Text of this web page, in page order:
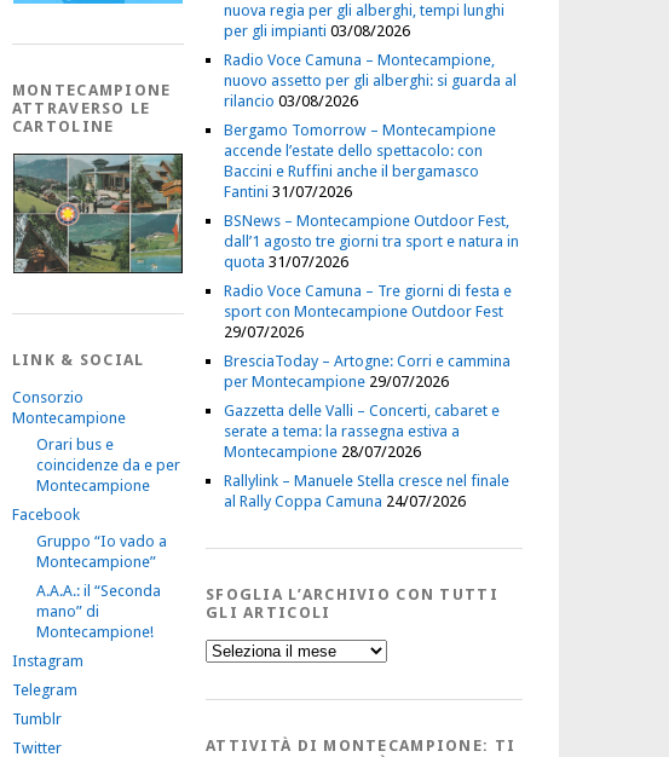
MONTECAMPIONE
ATTRAVERSO LE
CARTOLINE
LINK & SOCIAL
Consorzio
Montecampione
Orari bus e
coincidenze da e per
Montecampione
Facebook
Gruppo “Io vado a
Montecampione”
A.A.A.: il “Seconda
mano” di
Montecampione!
Instagram
Telegram
Tumblr
Twitter
nuova regia per gli alberghi, tempi lunghi
per gli impianti 03/08/2026
Radio Voce Camuna – Montecampione,
nuovo assetto per gli alberghi: si guarda al
rilancio 03/08/2026
Bergamo Tomorrow – Montecampione
accende l’estate dello spettacolo: con
Baccini e Ruffini anche il bergamasco
Fantini 31/07/2026
BSNews – Montecampione Outdoor Fest,
dall’1 agosto tre giorni tra sport e natura in
quota 31/07/2026
Radio Voce Camuna – Tre giorni di festa e
sport con Montecampione Outdoor Fest
29/07/2026
BresciaToday – Artogne: Corri e cammina
per Montecampione 29/07/2026
Gazzetta delle Valli – Concerti, cabaret e
serate a tema: la rassegna estiva a
Montecampione 28/07/2026
Rallylink – Manuele Stella cresce nel finale
al Rally Coppa Camuna 24/07/2026
SFOGLIA L’ARCHIVIO CON TUTTI
GLI ARTICOLI
Sfoglia
l’Archivio
tutti
Articoli
ATTIVITÀ DI MONTECAMPIONE: TI